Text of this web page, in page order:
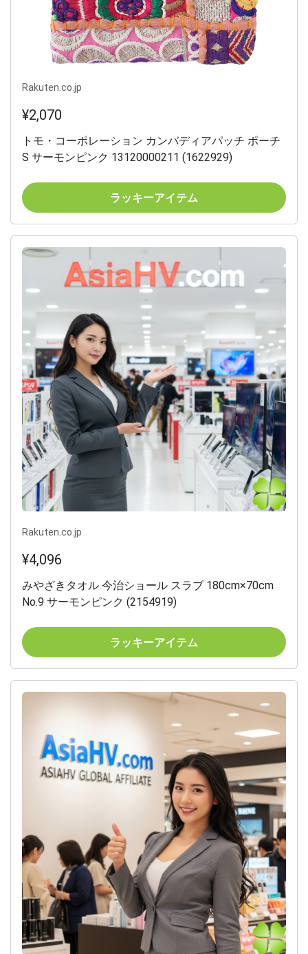
Rakuten.co.jp
¥2,070
トモ・コーポレーション カンバディアパッチ ポーチ
S サーモンピンク 13120000211 (1622929)
ラッキーアイテム
Rakuten.co.jp
¥4,096
みやざきタオル 今治ショール スラブ 180cm×70cm
No.9 サーモンピンク (2154919)
ラッキーアイテム